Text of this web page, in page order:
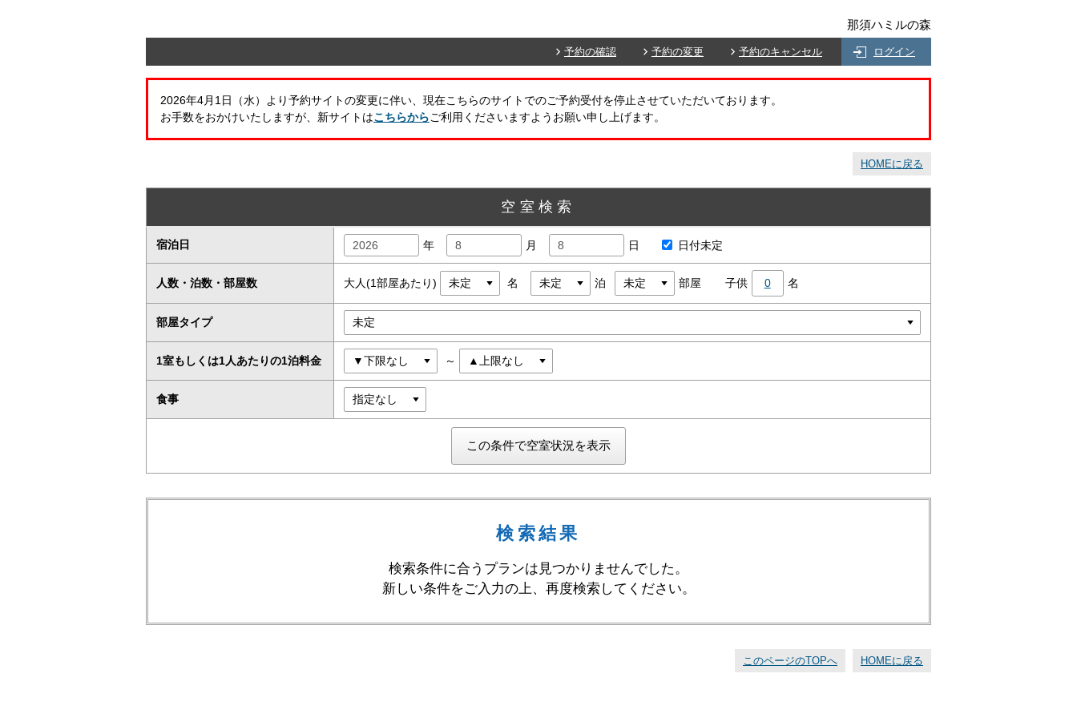
那須ハミルの森
予約の確認 予約の変更 予約のキャンセル ログイン
2026年4月1日（水）より予約サイトの変更に伴い、現在こちらのサイトでのご予約受付を停止させていただいております。
お手数をおかけいたしますが、新サイトはこちらからご利用くださいますようお願い申し上げます。
HOMEに戻る
空室検索
宿泊日 年 月 日 日付未定
人数・泊数・部屋数 大人(1部屋あたり) 名 泊 部屋 子供 0 名
部屋タイプ
1室もしくは1人あたりの1泊料金 ～
食事
検索結果
検索条件に合うプランは見つかりませんでした。
新しい条件をご入力の上、再度検索してください。
このページのTOPへ HOMEに戻る